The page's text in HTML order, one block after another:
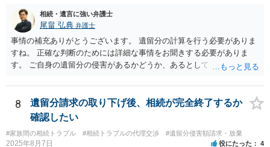
相続・遺言に強い弁護士
尾畠 弘典 弁護士
事情の補充ありがとうございます。 遺留分の計算を行う必要がありま
すね。 正確な判断のためには詳細な事情をお聞きする必要がありま
す。 ご自身の遺留分の侵害があるかどうか、あるとしてどの程度の金
相談されるのが良いと思います。
8
遺留分請求の取り下げ後、相続が完全終了するか
確認したい
#家族間の相続トラブル #相続トラブルの代理交渉 #遺留分侵害額請求・放棄
2025年8月7日 役にたった 4